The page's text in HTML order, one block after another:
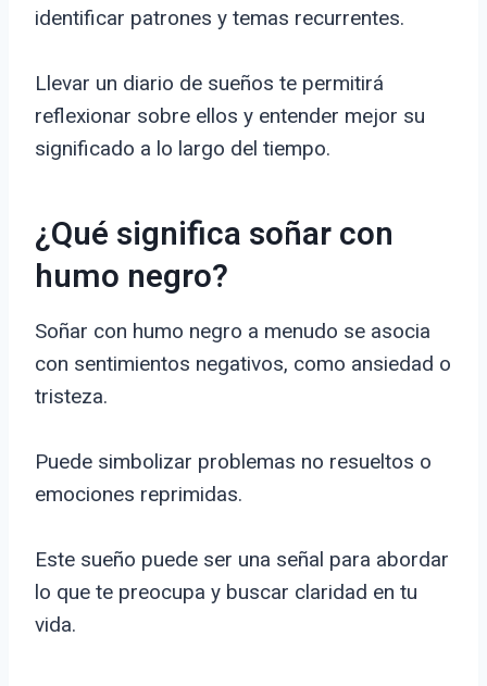
identificar patrones y temas recurrentes.
Llevar un diario de sueños te permitirá
reflexionar sobre ellos y entender mejor su
significado a lo largo del tiempo.
¿Qué significa soñar con
humo negro?
Soñar con humo negro a menudo se asocia
con sentimientos negativos, como ansiedad o
tristeza.
Puede simbolizar problemas no resueltos o
emociones reprimidas.
Este sueño puede ser una señal para abordar
lo que te preocupa y buscar claridad en tu
vida.